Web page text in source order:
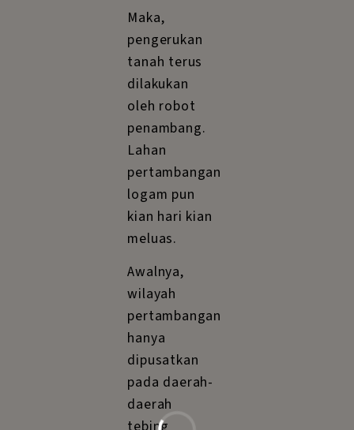
Maka,
pengerukan
tanah terus
dilakukan
oleh robot
penambang.
Lahan
pertambangan
logam pun
kian hari kian
meluas.
Awalnya,
wilayah
pertambangan
hanya
dipusatkan
pada daerah-
daerah